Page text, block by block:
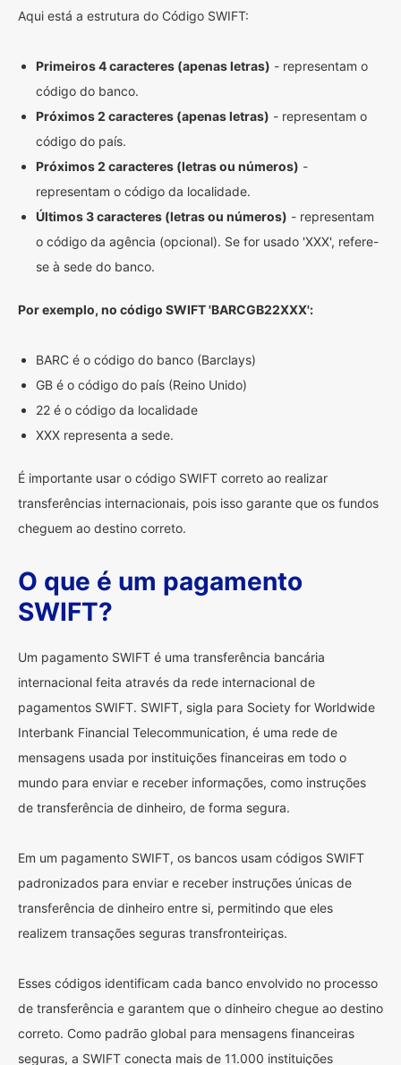
Aqui está a estrutura do Código SWIFT:
Primeiros 4 caracteres (apenas letras) - representam o
código do banco.
Próximos 2 caracteres (apenas letras) - representam o
código do país.
Próximos 2 caracteres (letras ou números) -
representam o código da localidade.
Últimos 3 caracteres (letras ou números) - representam
o código da agência (opcional). Se for usado 'XXX', refere-
se à sede do banco.
Por exemplo, no código SWIFT 'BARCGB22XXX':
BARC é o código do banco (Barclays)
GB é o código do país (Reino Unido)
22 é o código da localidade
XXX representa a sede.
É importante usar o código SWIFT correto ao realizar
transferências internacionais, pois isso garante que os fundos
cheguem ao destino correto.
O que é um pagamento
SWIFT?
Um pagamento SWIFT é uma transferência bancária
internacional feita através da rede internacional de
pagamentos SWIFT. SWIFT, sigla para Society for Worldwide
Interbank Financial Telecommunication, é uma rede de
mensagens usada por instituições financeiras em todo o
mundo para enviar e receber informações, como instruções
de transferência de dinheiro, de forma segura.
Em um pagamento SWIFT, os bancos usam códigos SWIFT
padronizados para enviar e receber instruções únicas de
transferência de dinheiro entre si, permitindo que eles
realizem transações seguras transfronteiriças.
Esses códigos identificam cada banco envolvido no processo
de transferência e garantem que o dinheiro chegue ao destino
correto. Como padrão global para mensagens financeiras
seguras, a SWIFT conecta mais de 11.000 instituições